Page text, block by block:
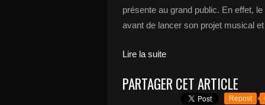
présente au grand public. En effet,
avant de lancer son projet musical
Lire la suite
PARTAGER CET ARTICLE
Repost